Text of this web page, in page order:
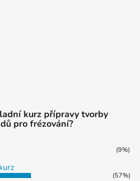
kurz přípravy tvorby
pro frézování?
(9%)
(57%)